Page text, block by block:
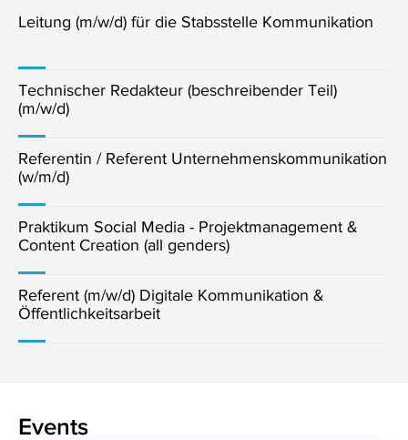
Leitung (m/w/d) für die Stabsstelle Kommunikation
Technischer Redakteur (beschreibender Teil)
(m/w/d)
Referentin / Referent Unternehmenskommunikation
(w/m/d)
Praktikum Social Media - Projektmanagement &
Content Creation (all genders)
Referent (m/w/d) Digitale Kommunikation &
Öffentlichkeitsarbeit
Events